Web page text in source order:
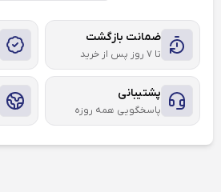
ضمانت بازگشت
تا ۷ روز پس از خرید
پشتیبانی
پاسخگویی همه روزه